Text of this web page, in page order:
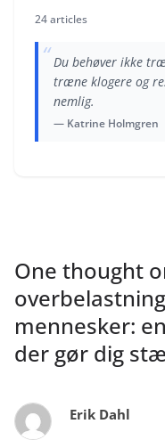
24 articles
“ Du behøver ikke
træne klogere og
nemlig.
— Katrine Holmgren
One thought
mennesker:
der gør dig
Erik Dahl